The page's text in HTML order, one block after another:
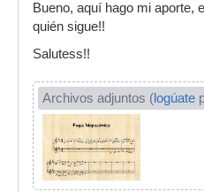
Bueno, aquí hago mi aporte,
quién sigue!!
Salutess!!
Archivos adjuntos (logúate